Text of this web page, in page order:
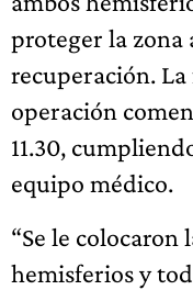
proteger la zona
recuperación.
operación
11.30,
equipo médico.
“Se le colocaron
hemisferios y